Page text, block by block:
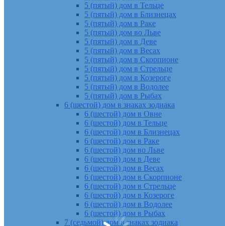
5 (пятый) дом в Тельце
5 (пятый) дом в Близнецах
5 (пятый) дом в Раке
5 (пятый) дом во Льве
5 (пятый) дом в Деве
5 (пятый) дом в Весах
5 (пятый) дом в Скорпионе
5 (пятый) дом в Стрельце
5 (пятый) дом в Козероге
5 (пятый) дом в Водолее
5 (пятый) дом в Рыбах
6 (шестой) дом в знаках зодиака
6 (шестой) дом в Овне
6 (шестой) дом в Тельце
6 (шестой) дом в Близнецах
6 (шестой) дом в Раке
6 (шестой) дом во Льве
6 (шестой) дом в Деве
6 (шестой) дом в Весах
6 (шестой) дом в Скорпионе
6 (шестой) дом в Стрельце
6 (шестой) дом в Козероге
6 (шестой) дом в Водолее
6 (шестой) дом в Рыбах
7 (седьмой) дом в знаках зодиака